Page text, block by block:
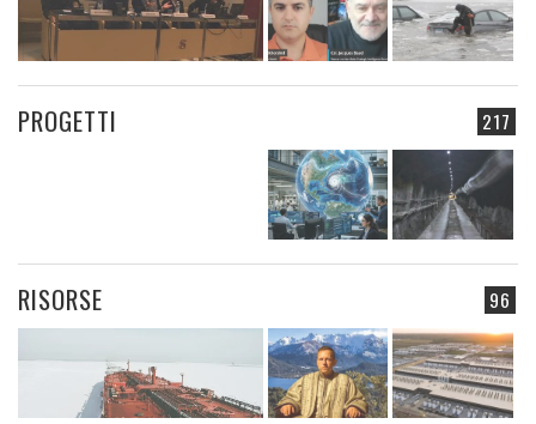
217
PROGETTI
96
RISORSE